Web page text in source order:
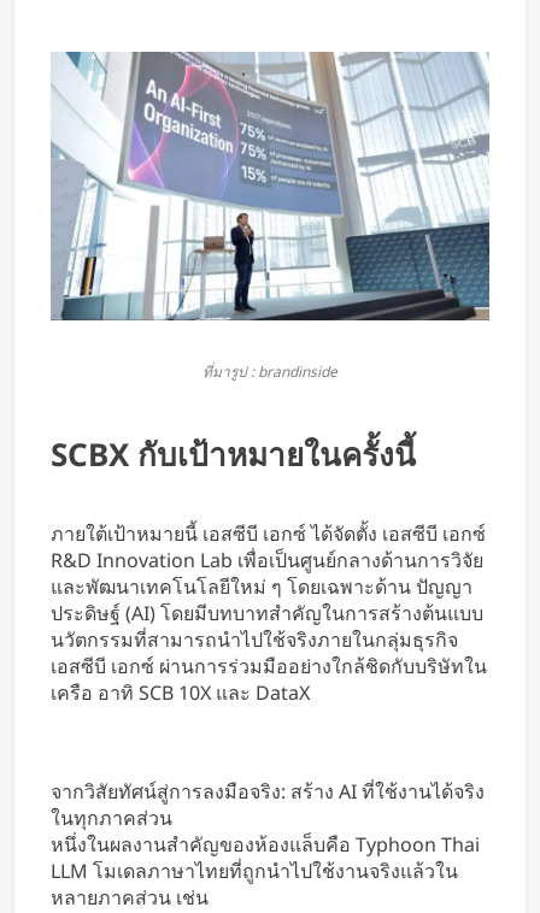
ที่มารูป : brandinside
SCBX กับเป้าหมายในครั้งนี้
ภายใต้เป้าหมายนี้ เอสซีบี เอกซ์ ได้จัดตั้ง เอสซีบี เอกซ์
R&D Innovation Lab เพื่อเป็นศูนย์กลางด้านการวิจัย
และพัฒนาเทคโนโลยีใหม่ ๆ โดยเฉพาะด้าน ปัญญา
ประดิษฐ์ (AI) โดยมีบทบาทสำคัญในการสร้างต้นแบบ
นวัตกรรมที่สามารถนำไปใช้จริงภายในกลุ่มธุรกิจ
เอสซีบี เอกซ์ ผ่านการร่วมมืออย่างใกล้ชิดกับบริษัทใน
เครือ อาทิ SCB 10X และ DataX
จากวิสัยทัศน์สู่การลงมือจริง: สร้าง AI ที่ใช้งานได้จริง
ในทุกภาคส่วน
หนึ่งในผลงานสำคัญของห้องแล็บคือ Typhoon Thai
LLM โมเดลภาษาไทยที่ถูกนำไปใช้งานจริงแล้วใน
หลายภาคส่วน เช่น